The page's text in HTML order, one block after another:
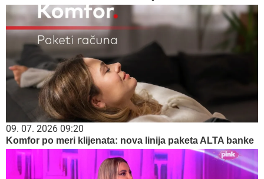
09. 07. 2026 09:20
Komfor po meri klijenata: nova linija paketa ALTA banke